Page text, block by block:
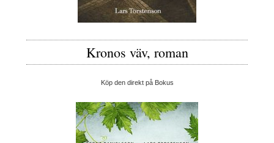
Kronos väv, roman
Köp den direkt på Bokus